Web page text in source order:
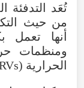
تُعَد التدفئة
من حيث
أنها تعمل
ومنظمات
الحرارية (TRVs) للتحكم الجيد بالتدفئة.